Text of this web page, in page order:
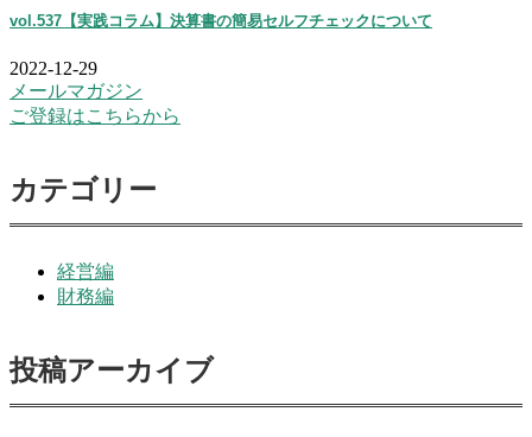
vol.537【実践コラム】決算書の簡易セルフチェックについて
2022-12-29
メールマガジン
ご登録はこちらから
カテゴリー
経営編
財務編
投稿アーカイブ